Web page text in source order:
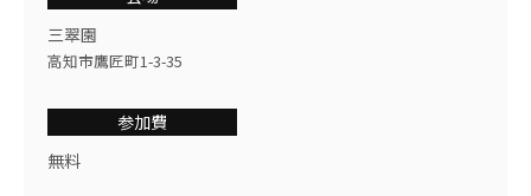
三翠園
高知市鷹匠町1-3-35
参加費
無料